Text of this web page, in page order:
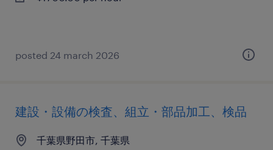
posted 24 march 2026
建設・設備の検査、組立・部品加工、検品
千葉県野田市, 千葉県